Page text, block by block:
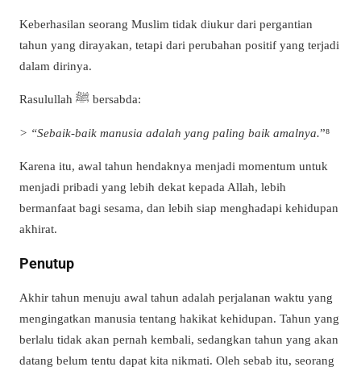
Keberhasilan seorang Muslim tidak diukur dari pergantian
tahun yang dirayakan, tetapi dari perubahan positif yang terjadi
dalam dirinya.
Rasulullah ﷺ bersabda:
> “Sebaik-baik manusia adalah yang paling baik amalnya.”⁸
Karena itu, awal tahun hendaknya menjadi momentum untuk
menjadi pribadi yang lebih dekat kepada Allah, lebih
bermanfaat bagi sesama, dan lebih siap menghadapi kehidupan
akhirat.
Penutup
Akhir tahun menuju awal tahun adalah perjalanan waktu yang
mengingatkan manusia tentang hakikat kehidupan. Tahun yang
berlalu tidak akan pernah kembali, sedangkan tahun yang akan
datang belum tentu dapat kita nikmati. Oleh sebab itu, seorang